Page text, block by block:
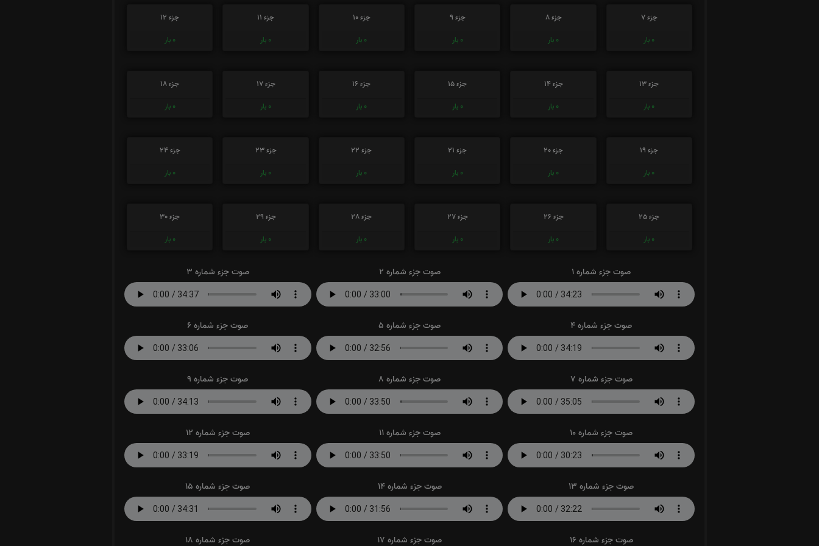
جزء 7
0 بار
جزء 8
0 بار
جزء 9
0 بار
جزء 10
0 بار
جزء 11
0 بار
جزء 12
0 بار
جزء 13
0 بار
جزء 14
0 بار
جزء 15
0 بار
جزء 16
0 بار
جزء 17
0 بار
جزء 18
0 بار
جزء 19
0 بار
جزء 20
0 بار
جزء 21
0 بار
جزء 22
0 بار
جزء 23
0 بار
جزء 24
0 بار
جزء 25
0 بار
جزء 26
0 بار
جزء 27
0 بار
جزء 28
0 بار
جزء 29
0 بار
جزء 30
0 بار
صوت جزء شماره 1 صوت جزء شماره 2 صوت جزء شماره 3
صوت جزء شماره 4 صوت جزء شماره 5 صوت جزء شماره 6
صوت جزء شماره 7 صوت جزء شماره 8 صوت جزء شماره 9
صوت جزء شماره 10 صوت جزء شماره 11 صوت جزء شماره 12
صوت جزء شماره 13 صوت جزء شماره 14 صوت جزء شماره 15
صوت جزء شماره 16 صوت جزء شماره 17 صوت جزء شماره 18